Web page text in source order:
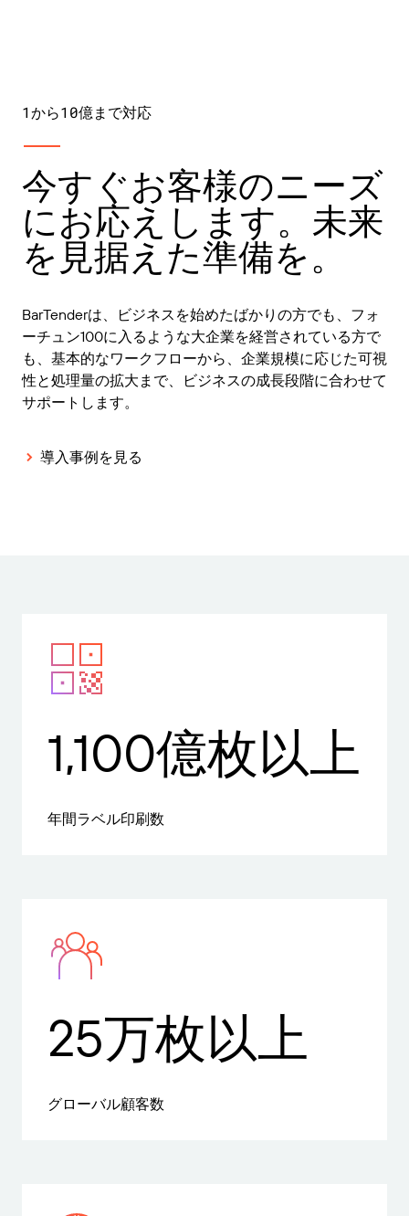
1から10億まで対応
今すぐお客様のニーズ
にお応えします。未来
を見据えた準備を。
BarTenderは、ビジネスを始めたばかりの方でも、フォ
ーチュン100に入るような大企業を経営されている方で
も、基本的なワークフローから、企業規模に応じた可視
性と処理量の拡大まで、ビジネスの成長段階に合わせて
サポートします。
導入事例を見る
1,100億枚以上
年間ラベル印刷数
25万枚以上
グローバル顧客数